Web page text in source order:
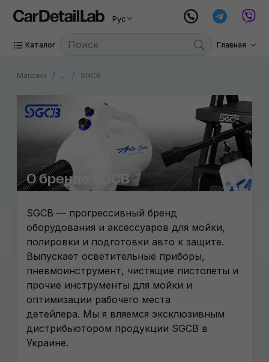
Рус
Каталог Главная
Магазин ... SGCB
О бренде SGCB
SGCB — прогрессивный бренд
оборудования и аксессуаров для мойки,
полировки и подготовки авто к защите.
Выпускает осветительные приборы,
пневмоинструмент, чистящие пистолеты и
прочие инструменты для мойки и
оптимизации рабочего места
детейлера. Мы я вляемся эксклюзивным
дистрибьютором продукции SGCB в
Украине.